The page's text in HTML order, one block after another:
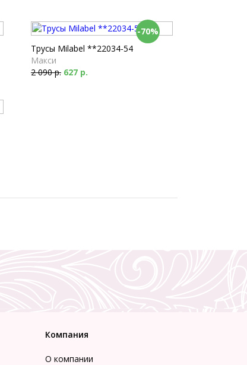
-70%
Трусы Milabel **22034-54
Макси
2 090 р. 627 р.
Компания
О компании